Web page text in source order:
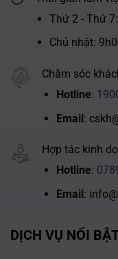
Thứ 2 - Thứ
Chủ nhật:
Chăm sóc
Hotline:
Email:
Hợp tác kinh
Hotline:
Email:
DỊCH VỤ NỔI